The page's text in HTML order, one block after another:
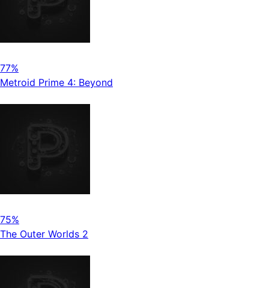
77%
Metroid Prime 4: Beyond
75%
The Outer Worlds 2